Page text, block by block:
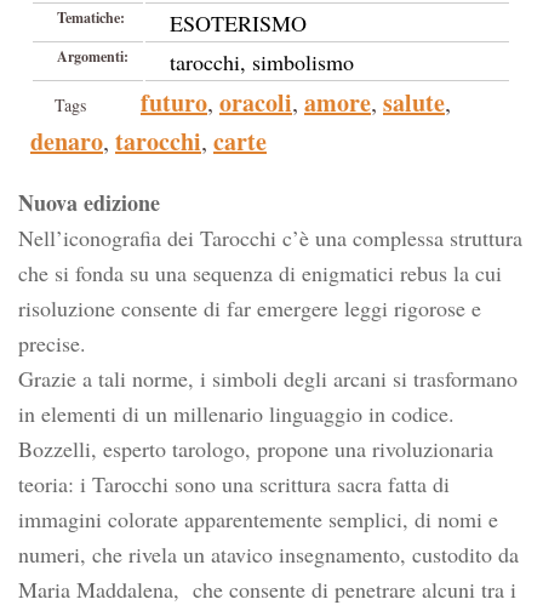
Tematiche: ESOTERISMO
Argomenti: tarocchi, simbolismo
Tags futuro, oracoli, amore, salute,
denaro, tarocchi, carte
Nuova edizione
Nell’iconografia dei Tarocchi c’è una complessa struttura
che si fonda su una sequenza di enigmatici rebus la cui
risoluzione consente di far emergere leggi rigorose e
precise.
Grazie a tali norme, i simboli degli arcani si trasformano
in elementi di un millenario linguaggio in codice.
Bozzelli, esperto tarologo, propone una rivoluzionaria
teoria: i Tarocchi sono una scrittura sacra fatta di
immagini colorate apparentemente semplici, di nomi e
numeri, che rivela un atavico insegnamento, custodito da
Maria Maddalena, che consente di penetrare alcuni tra i